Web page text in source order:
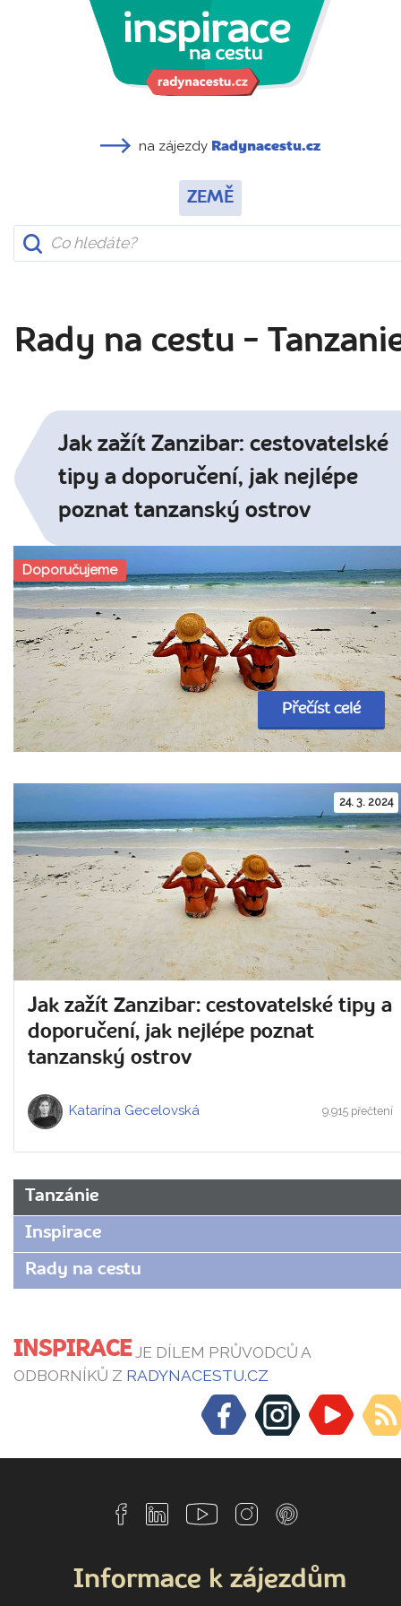
na zájezdy Radynacestu.cz
ZEMĚ
Rady na cestu -
Jak zažít Zanzibar: cestovatelské
tipy a doporučení, jak nejlépe
poznat tanzanský ostrov
Doporučujeme
Přečíst celé
24. 3. 2024
Jak zažít Zanzibar: cestovatelské tipy a
doporučení, jak nejlépe poznat
tanzanský ostrov
Katarína Gecelovská 9.915 přečtení
Tanzánie
Inspirace
Rady na cestu
INSPIRACEJE DÍLEM PRŮVODCŮ A
ODBORNÍKŮ Z RADYNACESTU.CZ
Informace k zájezdům